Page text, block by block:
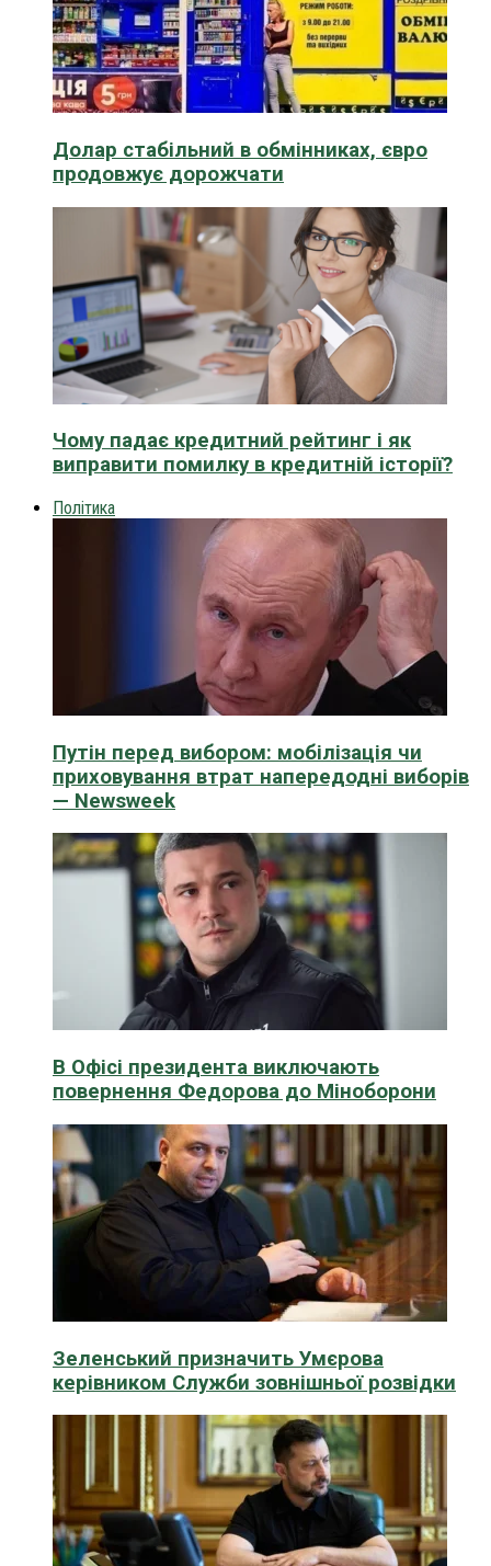
Долар стабільний в обмінниках, євро
продовжує дорожчати
Чому падає кредитний рейтинг і як
виправити помилку в кредитній історії?
Політика
Путін перед вибором: мобілізація чи
приховування втрат напередодні виборів
— Newsweek
В Офісі президента виключають
повернення Федорова до Міноборони
Зеленський призначить Умєрова
керівником Служби зовнішньої розвідки